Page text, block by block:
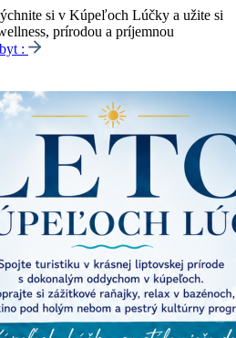
si v Kúpeľoch Lúčky a užite si
prírodou a príjemnou
: